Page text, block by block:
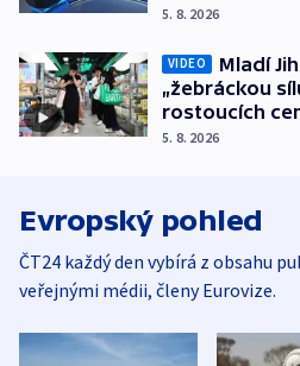
5. 8. 2026
VIDEO
Mladí
„žebráckou
rostoucích
5. 8. 2026
Evropský pohled
ČT24 každý den vybírá z obsahu
veřejnými médii, členy Eurovize.